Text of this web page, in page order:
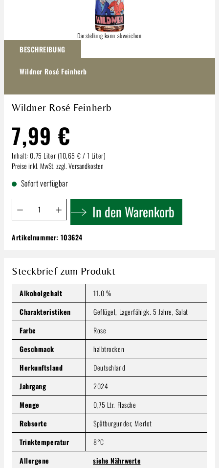
Darstellung kann abweichen
BESCHREIBUNG
Wildner Rosé Feinherb
Wildner Rosé Feinherb
7,99 €
Inhalt: 0.75 Liter (10,65 € / 1 Liter)
Preise inkl. MwSt. zzgl. Versandkosten
Sofort verfügbar
Produkt Anzahl: Gib den gewünschten Wert ein oder
In den Warenkorb
Wildner Rosé Feinherb
Inhalt:0.75 Liter(10,65 € / 1 Liter)
Produkt Anzahl: Gib den gewünschten Wert ein oder
In den Warenkorb
Artikelnummer:103624
Steckbrief zum Produkt
Alkoholgehalt
11.0 %
Charakteristiken
Geflügel, Lagerfähigk. 5 Jahre, Salat
Farbe
Rose
Geschmack
halbtrocken
Herkunftsland
Deutschland
Jahrgang
2024
Menge
0,75 Ltr. Flasche
Rebsorte
Spätburgunder, Merlot
Trinktemperatur
8°C
Allergene
siehe Nährwerte